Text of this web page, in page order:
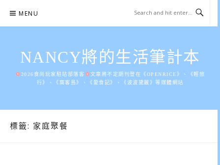
content
MENU
NANCY將的生活筆計本
2026食尚玩家駐站部落客
文章將不定期刊登在《OPENRICE》、《輕旅
行》、《窩客島》、《愛食記》、《波波黛麗》等媒體網站
標籤: 家庭聚餐